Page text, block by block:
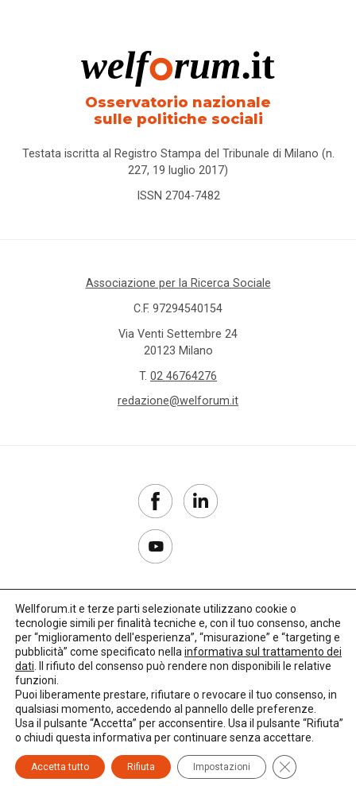
Osservatorio nazionale
sulle politiche sociali
Testata iscritta al Registro Stampa del Tribunale di Milano (n.
227, 19 luglio 2017)
ISSN 2704-7482
Associazione per la Ricerca Sociale
C.F. 97294540154
Via Venti Settembre 24
20123 Milano
T. 02 46764276
redazione@welforum.it
Copyright 2017–2026
Privacy Policy
Credits: LO Studio
Wellforum.it e terze parti selezionate utilizzano cookie o
tecnologie simili per finalità tecniche e, con il tuo consenso, anche
per “miglioramento dell'esperienza”, “misurazione” e “targeting e
pubblicità” come specificato nella informativa sul trattamento dei
dati . Il rifiuto del consenso può rendere non disponibili le relative
funzioni.
Puoi liberamente prestare, rifiutare o revocare il tuo consenso, in
qualsiasi momento, accedendo al pannello delle preferenze.
Usa il pulsante “Accetta” per acconsentire. Usa il pulsante “Rifiuta”
o chiudi questa informativa per continuare senza accettare.
Accetta tutto Rifiuta Impostazioni Close GDPR